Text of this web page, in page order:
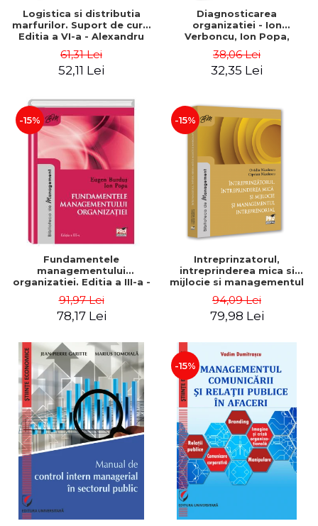
Logistica si distributia
marfurilor. Suport de curs.
Editia a VI-a - Alexandru
61,31 Lei
52,11 Lei
Diagnosticarea
organizatiei - Ion
Verboncu, Ion Popa,
38,06 Lei
32,35 Lei
-15%
Fundamentele
managementului
organizatiei. Editia a III-a -
91,97 Lei
78,17 Lei
-15%
Intreprinzatorul,
intreprinderea mica si
mijlocie si managementul
Nicolescu, Ciprian
Nicolescu
94,09 Lei
79,98 Lei
-15%